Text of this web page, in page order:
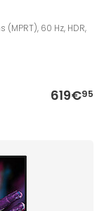
(MPRT), 60 Hz, HDR,
619€95